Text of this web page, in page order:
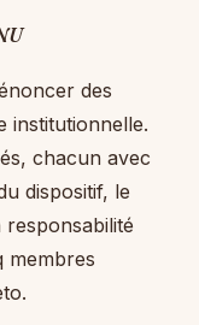
des
institutionnelle.
chacun avec
dispositif, le
membres